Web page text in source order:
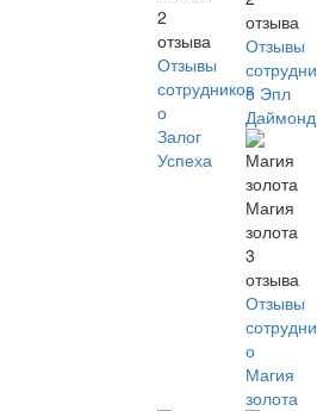
2
отзыва
Отзывы
сотрудников
о
Залог
Успеха
отзыва
Отзывы
о Эпл
Даймонд
Магия
золота
3
отзыва
Отзывы
о
Магия
золота